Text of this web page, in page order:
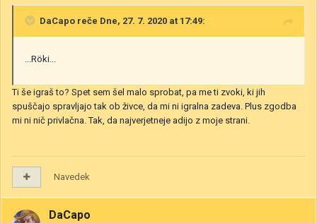
DaCapo reče Dne, 27. 7. 2020 at 17:49:
...Röki...
Ti še igraš to? Spet sem šel malo sprobat, pa me ti zvoki, ki jih
spuščajo spravljajo tak ob živce, da mi ni igralna zadeva. Plus zgodba
mi ni nič privlačna. Tak, da najverjetneje adijo z moje strani.
Navedek
DaCapo